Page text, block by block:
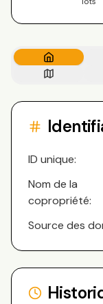
ID unique:
Nom de la
copropriété:
Source des